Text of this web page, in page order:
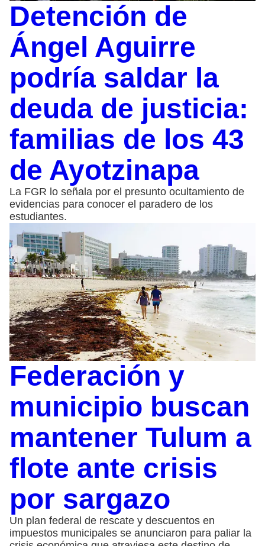
Detención de
Ángel Aguirre
podría saldar la
deuda de justicia:
familias de los 43
de Ayotzinapa
La FGR lo señala por el presunto ocultamiento de
evidencias para conocer el paradero de los
estudiantes.
Federación y
municipio buscan
mantener Tulum a
flote ante crisis
por sargazo
Un plan federal de rescate y descuentos en
impuestos municipales se anunciaron para paliar la